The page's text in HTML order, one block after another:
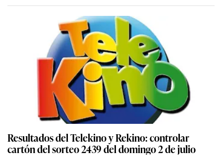
Resultados del Telekino y Rekino: controlar
cartón del sorteo 2439 del domingo 2 de julio